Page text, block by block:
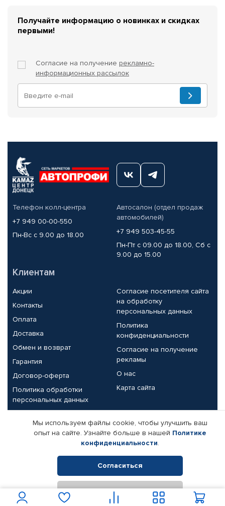
Получайте информацию о новинках и скидках
первыми!
Согласие на получение рекламно-
информационных рассылок
Телефон колл-центра
+7 949 00-00-550
Пн-Вс с 9.00 до 18.00
Автосалон (отдел продаж
автомобилей)
+7 949 503-45-55
Пн-Пт с 09.00 до 18.00, Сб с
9.00 до 15.00
Клиентам
Акции
Контакты
Оплата
Доставка
Обмен и возврат
Гарантия
Договор-оферта
Политика обработки
персональных данных
Согласие посетителя сайта
на обработку
персональных данных
Политика
конфиденциальности
Согласие на получение
рекламы
О нас
Карта сайта
Партнерам
Корпоративным клиентам
Поставщикам
Реквизиты компании
© КАМАЗ ЦЕНТР ДОНЕЦК, 2015-2026. Все права защищены.
Интернет-магазин автомобильных товаров Автопрофи.
Мы используем файлы cookie, чтобы улучшить ваш
опыт на сайте. Узнайте больше в нашей Политике
конфиденциальности.
Согласиться
Отклонить